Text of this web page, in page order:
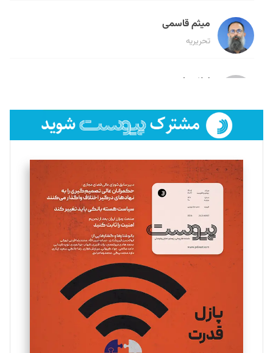
میثم قاسمی
تحریریه
لیلا حنارود
فائزه فتحی رستمی
تحریریه
سروش کرمیان
تحریریه
مینا پاکدل
یسنا امان‌پور
تحریریه